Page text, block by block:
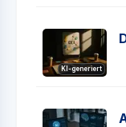
KI-generiert